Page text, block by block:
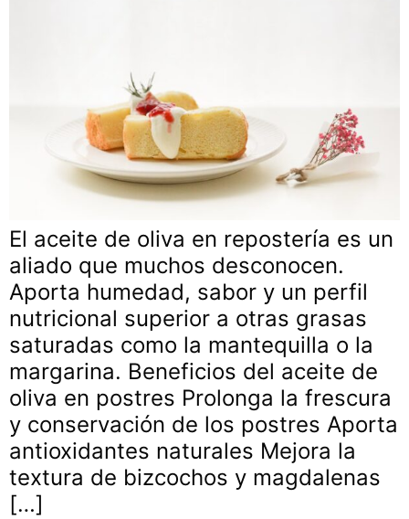
El aceite de oliva en repostería es un
aliado que muchos desconocen.
Aporta humedad, sabor y un perfil
nutricional superior a otras grasas
saturadas como la mantequilla o la
margarina. Beneficios del aceite de
oliva en postres Prolonga la frescura
y conservación de los postres Aporta
antioxidantes naturales Mejora la
textura de bizcochos y magdalenas
[…]